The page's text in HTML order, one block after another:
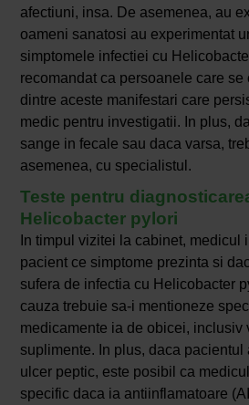
afectiuni, insa. De asemenea, au
oameni sanatosi au experimentat
simptomele infectiei cu
recomandat ca persoanele care se
dintre aceste manifestari care
medic pentru investigatii. In plus,
sange in fecale sau daca varsa,
asemenea, cu specialistul.
Teste pentru
Helicobacter pylori
In timpul vizitei la cabinet, medicul
pacient ce simptome prezinta si
sufera de infectia cu Helicobacter
cauza trebuie sa-i mentioneze
medicamente ia de obicei, inclusiv
suplimente. In plus, daca pacientul
ulcer peptic, este posibil ca
specific daca ia antiinflamatoare